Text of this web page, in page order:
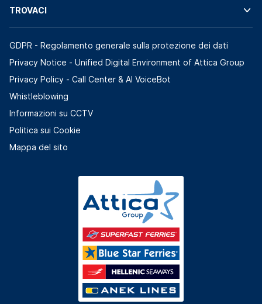
TROVACI
GDPR - Regolamento generale sulla protezione dei dati
Privacy Notice - Unified Digital Environment of Attica Group
Privacy Policy - Call Center & ΑΙ VoiceBot
Whistleblowing
Informazioni su CCTV
Politica sui Cookie
Mappa del sito